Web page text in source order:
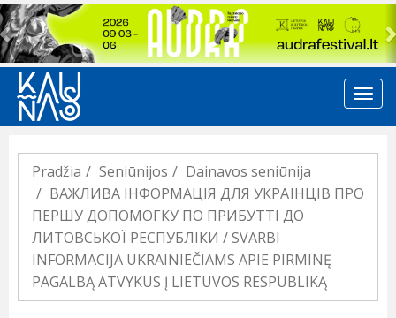
Previous
Pradžia Seniūnijos
Dainavos seniūnija
ВАЖЛИВА ІНФОРМАЦІЯ ДЛЯ УКРАЇНЦІВ ПРО
ПЕРШУ ДОПОМОГКУ ПО ПРИБУТТІ ДО
ЛИТОВСЬКОЇ РЕСПУБЛІКИ / SVARBI
INFORMACIJA UKRAINIEČIAMS APIE PIRMINĘ
PAGALBĄ ATVYKUS Į LIETUVOS RESPUBLIKĄ